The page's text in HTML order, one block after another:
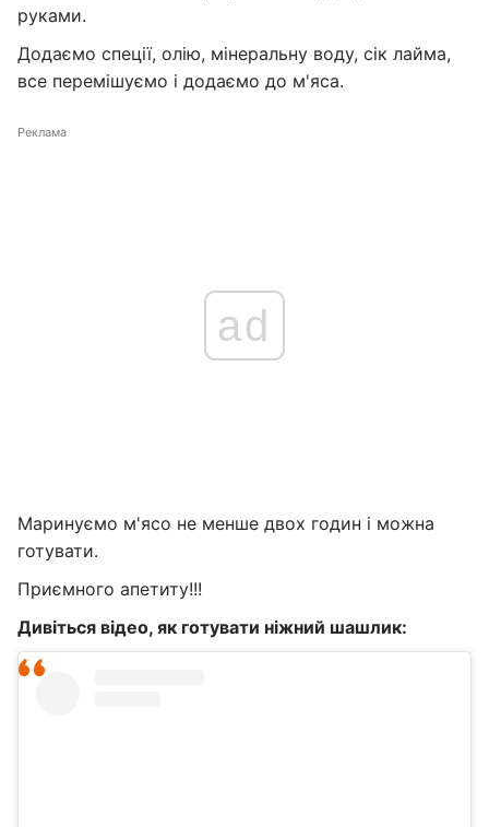
руками.
Додаємо спеції, олію, мінеральну воду, сік лайма,
все перемішуємо і додаємо до м'яса.
Реклама
ad
Маринуємо м'ясо не менше двох годин і можна
готувати.
Приємного апетиту!!!
Дивіться відео, як готувати ніжний шашлик: